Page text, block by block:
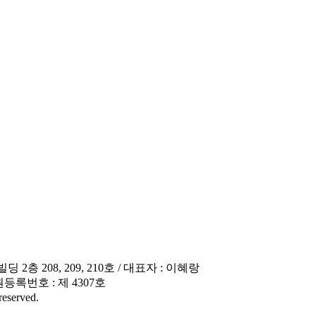
2층 208, 209, 210호 / 대표자 : 이혜랑
등록번호 : 제 4307호